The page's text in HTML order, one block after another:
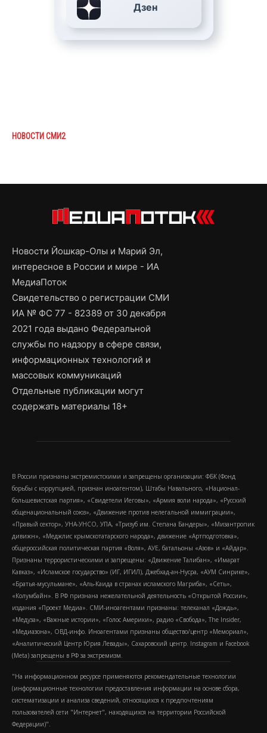
Дзен
НОВОСТИ СМИ2
Новости Йошкар-Олы и Марий Эл,
интересное в России и мире - ИА
МедиаПоток
Свидетельство о регистрации СМИ
ИА № ФС 77 - 82389 от 30 декабря
2021 года выдано Федеральной
службы по надзору в сфере связи,
информационных технологий и
массовых коммуникаций
Отдельные публикации могут
содержать материалы 18+
В России признаны экстремистскими и запрещены организации: ФБК (Фонд
борьбы с коррупцией, признан иноагентом), Штабы Навального, «Национал-
большевистская партия», «Свидетели Иеговы», «Армия воли народа», «Русский
общенациональный союз», «Движение против нелегальной иммиграции»,
«Правый сектор», УНА-УНСО, УПА, «Тризуб им. Степана Бандеры», «Мизантропик
дивижн», «Меджлис крымскотатарского народа», движение «Артподготовка»,
общероссийская политическая партия «Воля», АУЕ, батальоны «Азов» и «Айдар».
Признаны террористическими и запрещены: «Движение Талибан», «Имарат
Кавказ», «Исламское государство» (ИГ, ИГИЛ), Джебхад-ан-Нусра, «АУМ Синрике»,
«Братья-мусульмане», «Аль-Каида в странах исламского Магриба», «Сеть»,
«Колумбайн». В РФ признана нежелательной деятельность «Открытой России»,
издания «Проект Медиа». СМИ-иноагентами признаны: телеканал «Дождь»,
«Медуза», «Важные истории», «Голос Америки», радио «Свобода», The Insider,
«Медиазона», ОВД-инфо. Иноагентами признаны общество/центр «Мемориал»,
«Аналитический Центр Юрия Левады», Сахаровский центр. Instagram и Facebook
(Metа) запрещены в РФ за экстремизм.
"На информационном ресурсе применяются рекомендательные технологии
(информационные технологии предоставления информации на основе сбора,
систематизации и анализа сведений, относящихся к предпочтениям
пользователей сети "Интернет", находящихся на территории Российской
Федерации)".